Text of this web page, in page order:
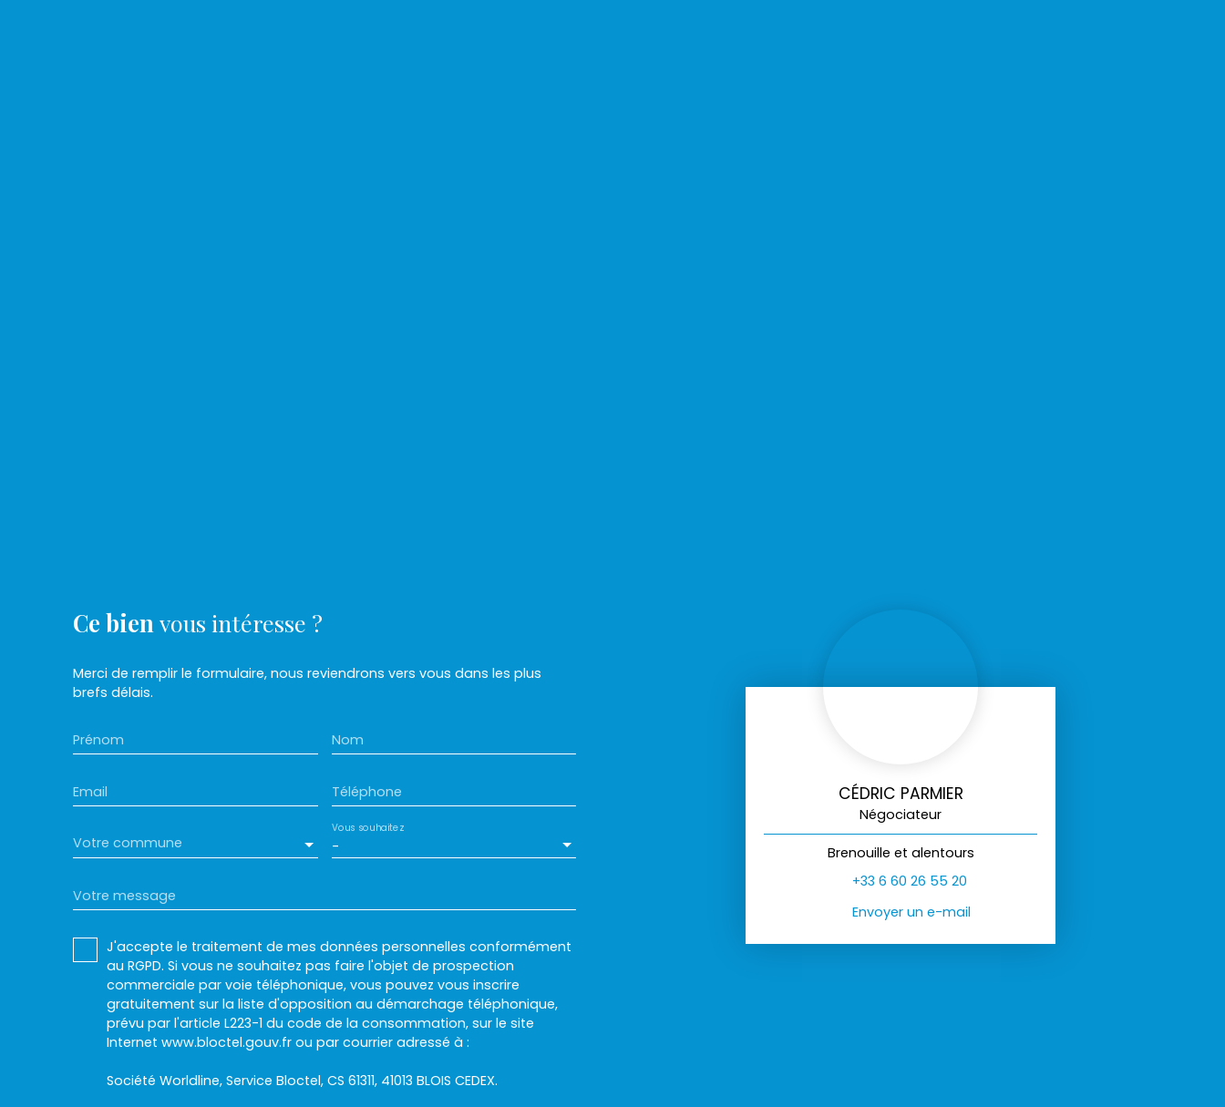
Ce bien vous intéresse ?
Merci de remplir le formulaire, nous reviendrons vers vous dans les plus
brefs délais.
Prénom Nom
Email Téléphone
Votre commune -
Vous souhaitez
Votre message
J'accepte le traitement de mes données personnelles conformément
au RGPD. Si vous ne souhaitez pas faire l'objet de prospection
commerciale par voie téléphonique, vous pouvez vous inscrire
gratuitement sur la liste d'opposition au démarchage téléphonique,
prévu par l'article L223-1 du code de la consommation, sur le site
Internet www.bloctel.gouv.fr ou par courrier adressé à :
Société Worldline, Service Bloctel, CS 61311, 41013 BLOIS CEDEX.
CÉDRIC PARMIER
Négociateur
Brenouille et alentours
+33 6 60 26 55 20
Envoyer un e-mail